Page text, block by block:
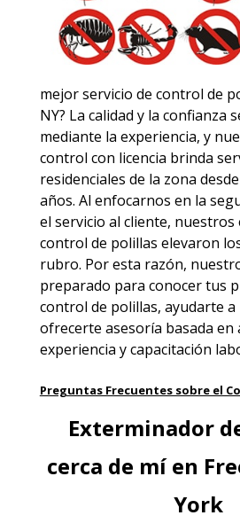
mejor servicio de control de
NY? La calidad y la confianza
mediante la experiencia, y
control con licencia brinda
residenciales de la zona
años. Al enfocarnos en la
el servicio al cliente, nuestros
control de polillas elevaron
rubro. Por esta razón,
preparado para conocer tus
control de polillas, ayudarte
ofrecerte asesoría basada en
experiencia y capacitación
Preguntas Frecuentes sobre el
Exterminador
cerca de mí en
York